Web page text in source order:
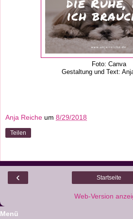
Foto: Canva
Gestaltung und Text:
Anja Reiche um 8/29/2018
Teilen
‹ Startseite
Web-Version
Menü